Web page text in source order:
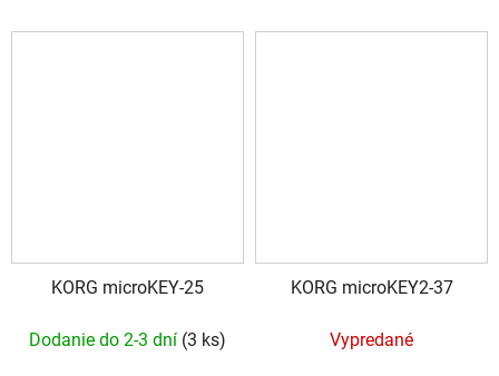
KORG microKEY-25
Dodanie do 2-3 dní (3 ks)
KORG microKEY2-37
Vypredané